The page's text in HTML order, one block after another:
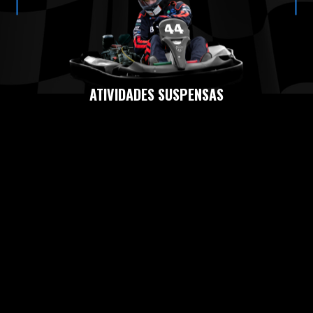
ATIVIDADES SUSPENSAS